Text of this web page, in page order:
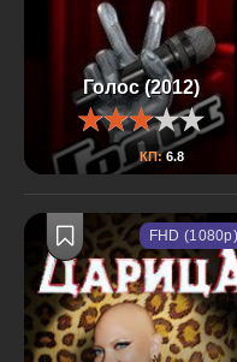
Голос (2012)
КП:6.8
FHD (1080p)